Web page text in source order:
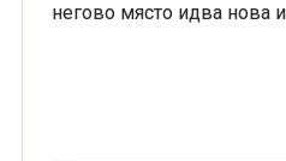
негово място идва нова